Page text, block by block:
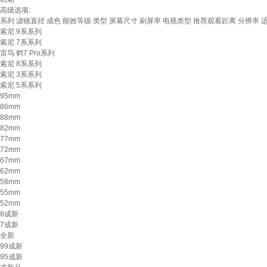
高级选项:
系列 滤镜直径 成色 能效等级 类型 屏幕尺寸 刷屏率 电视类型 推荐观看距离 分辨率
索尼 9系系列
索尼 7系系列
雷鸟 鹤7 Pro系列
索尼 8系系列
索尼 3系系列
索尼 5系系列
95mm
86mm
88mm
82mm
77mm
72mm
67mm
62mm
58mm
55mm
52mm
8成新
7成新
全新
99成新
95成新